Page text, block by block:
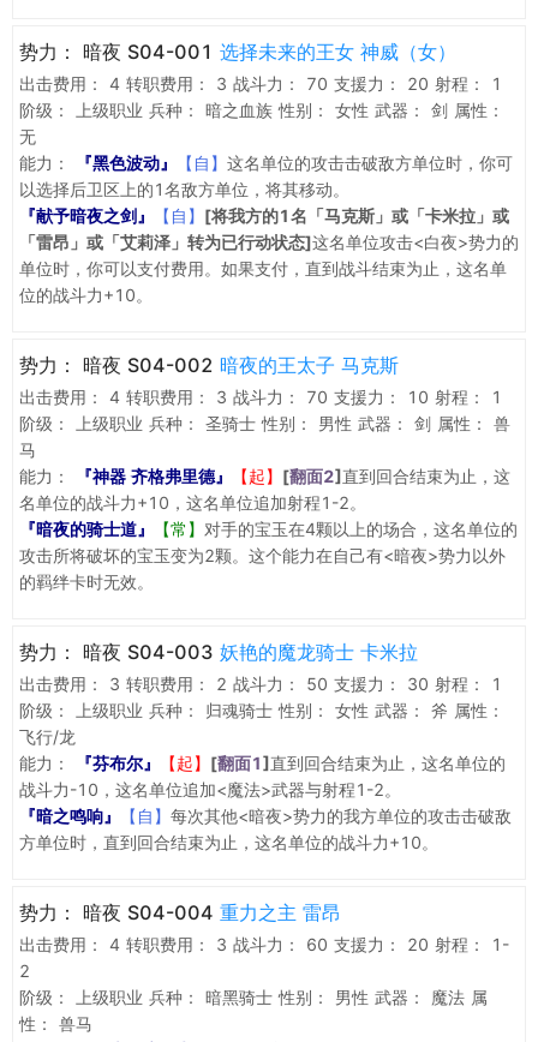
势力： 暗夜 S04-001 选择未来的王女 神威（女）
出击费用： 4 转职费用： 3 战斗力： 70 支援力： 20 射程：
1
阶级：
上级职业 兵种： 暗之血族 性别： 女性 武器： 剑 属性：
无
能力：
『黑色波动』 【自】 这名单位的攻击击破敌方单位时，你可
以选择后卫区上的1名敌方单位，将其移动。
『献予暗夜之剑』
【自】 [将我方的1名「马克斯」或「卡米拉」或
「雷昂」或「艾莉泽」转为已行动状态]这名单位攻击<白夜>势力的
单位时，你可以支付费用。如果支付，直到战斗结束为止，这名单
位的战斗力+10。
势力： 暗夜 S04-002 暗夜的王太子 马克斯
出击费用： 4 转职费用： 3 战斗力： 70 支援力： 10 射程：
1
阶级：
上级职业 兵种： 圣骑士 性别： 男性 武器： 剑 属性：
兽
马
能力：
『神器 齐格弗里德』 【起】 [翻面2]直到回合结束为止，这
名单位的战斗力+10，这名单位追加射程1-2。
『暗夜的骑士道』
【常】 对手的宝玉在4颗以上的场合，这名单位的
攻击所将破坏的宝玉变为2颗。这个能力在自己有<暗夜>势力以外
的羁绊卡时无效。
势力： 暗夜 S04-003 妖艳的魔龙骑士 卡米拉
出击费用： 3 转职费用： 2 战斗力： 50 支援力： 30 射程：
1
阶级：
上级职业 兵种： 归魂骑士 性别： 女性 武器： 斧 属性：
飞行/龙
能力：
『芬布尔』 【起】 [翻面1]直到回合结束为止，这名单位的
战斗力-10，这名单位追加<魔法>武器与射程1-2。
『暗之鸣响』
【自】 每次其他<暗夜>势力的我方单位的攻击击破敌
方单位时，直到回合结束为止，这名单位的战斗力+10。
势力： 暗夜 S04-004 重力之主 雷昂
出击费用： 4 转职费用： 3 战斗力： 60 支援力： 20 射程：
1-
2
阶级：
上级职业 兵种： 暗黑骑士 性别： 男性 武器： 魔法 属
性：
兽马